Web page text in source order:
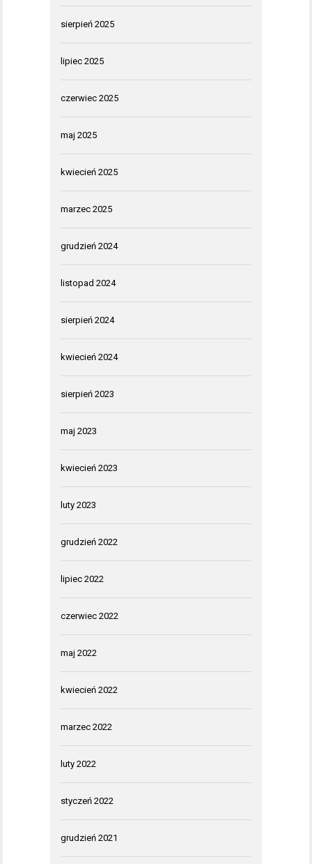
sierpień 2025
lipiec 2025
czerwiec 2025
maj 2025
kwiecień 2025
marzec 2025
grudzień 2024
listopad 2024
sierpień 2024
kwiecień 2024
sierpień 2023
maj 2023
kwiecień 2023
luty 2023
grudzień 2022
lipiec 2022
czerwiec 2022
maj 2022
kwiecień 2022
marzec 2022
luty 2022
styczeń 2022
grudzień 2021